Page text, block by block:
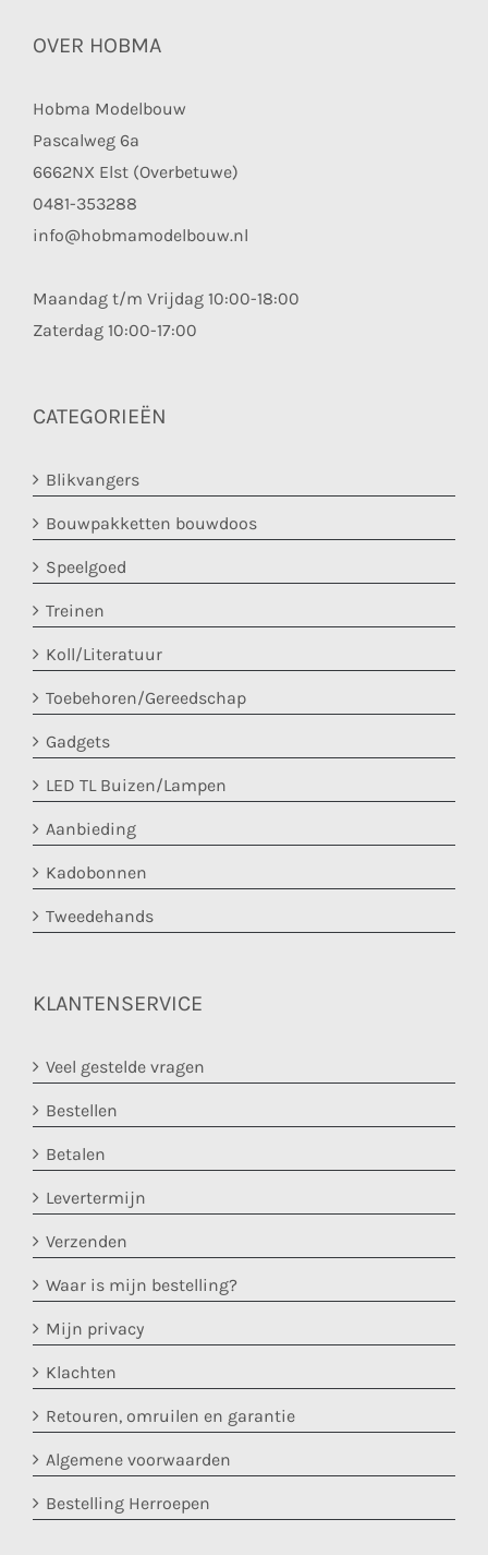
OVER HOBMA
Hobma Modelbouw
Pascalweg 6a
6662NX Elst (Overbetuwe)
0481-353288
info@hobmamodelbouw.nl
Maandag t/m Vrijdag 10:00-18:00
Zaterdag 10:00-17:00
CATEGORIEËN
Blikvangers
Bouwpakketten bouwdoos
Speelgoed
Treinen
Koll/Literatuur
Toebehoren/Gereedschap
Gadgets
LED TL Buizen/Lampen
Aanbieding
Kadobonnen
Tweedehands
KLANTENSERVICE
Veel gestelde vragen
Bestellen
Betalen
Levertermijn
Verzenden
Waar is mijn bestelling?
Mijn privacy
Klachten
Retouren, omruilen en garantie
Algemene voorwaarden
Bestelling Herroepen